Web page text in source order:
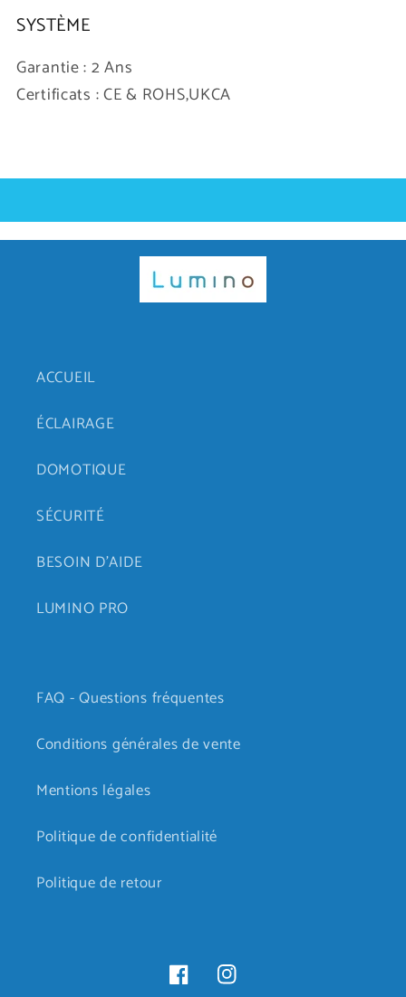
SYSTÈME
Garantie : 2 Ans
Certificats : CE & ROHS,UKCA
ACCUEIL
ÉCLAIRAGE
DOMOTIQUE
SÉCURITÉ
BESOIN D'AIDE
LUMINO PRO
FAQ - Questions fréquentes
Conditions générales de vente
Mentions légales
Politique de confidentialité
Politique de retour
FacebookInstagram